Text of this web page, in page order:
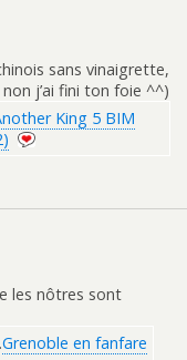
sans vinaigrette,
j’ai fini ton foie ^^)
King 5 BIM
les nôtres sont
Grenoble en fanfare